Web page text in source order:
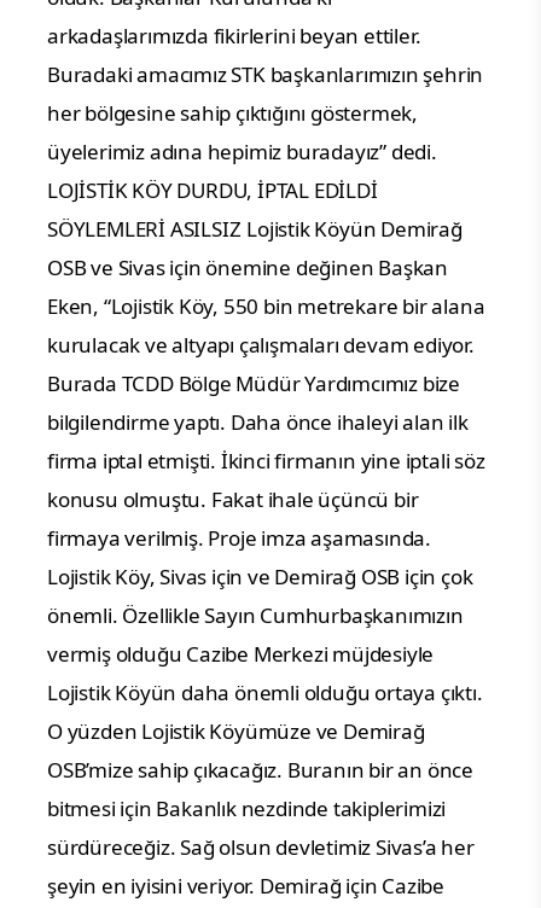
arkadaşlarımızda fikirlerini beyan ettiler.
Buradaki amacımız STK başkanlarımızın şehrin
her bölgesine sahip çıktığını göstermek,
üyelerimiz adına hepimiz buradayız” dedi.
LOJİSTİK KÖY DURDU, İPTAL EDİLDİ
SÖYLEMLERİ ASILSIZ Lojistik Köyün Demirağ
OSB ve Sivas için önemine değinen Başkan
Eken, “Lojistik Köy, 550 bin metrekare bir alana
kurulacak ve altyapı çalışmaları devam ediyor.
Burada TCDD Bölge Müdür Yardımcımız bize
bilgilendirme yaptı. Daha önce ihaleyi alan ilk
firma iptal etmişti. İkinci firmanın yine iptali söz
konusu olmuştu. Fakat ihale üçüncü bir
firmaya verilmiş. Proje imza aşamasında.
Lojistik Köy, Sivas için ve Demirağ OSB için çok
önemli. Özellikle Sayın Cumhurbaşkanımızın
vermiş olduğu Cazibe Merkezi müjdesiyle
Lojistik Köyün daha önemli olduğu ortaya çıktı.
O yüzden Lojistik Köyümüze ve Demirağ
OSB’mize sahip çıkacağız. Buranın bir an önce
bitmesi için Bakanlık nezdinde takiplerimizi
sürdüreceğiz. Sağ olsun devletimiz Sivas’a her
şeyin en iyisini veriyor. Demirağ için Cazibe